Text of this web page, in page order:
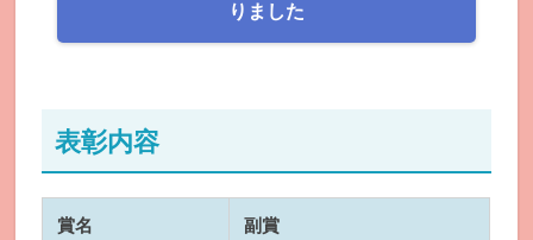
りました
表彰内容
賞名 副賞